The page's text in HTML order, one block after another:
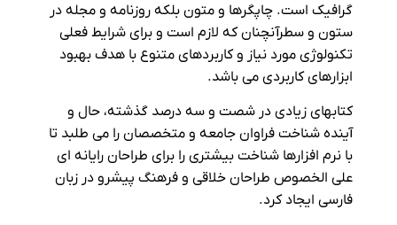
گرافیک است. چاپگرها و متون بلکه روزنامه و مجله در
ستون و سطرآنچنان که لازم است و برای شرایط فعلی
تکنولوژی مورد نیاز و کاربردهای متنوع با هدف بهبود
ابزارهای کاربردی می باشد.
کتابهای زیادی در شصت و سه درصد گذشته، حال و
آینده شناخت فراوان جامعه و متخصصان را می طلبد تا
با نرم افزارها شناخت بیشتری را برای طراحان رایانه ای
علی الخصوص طراحان خلاقی و فرهنگ پیشرو در زبان
فارسی ایجاد کرد.